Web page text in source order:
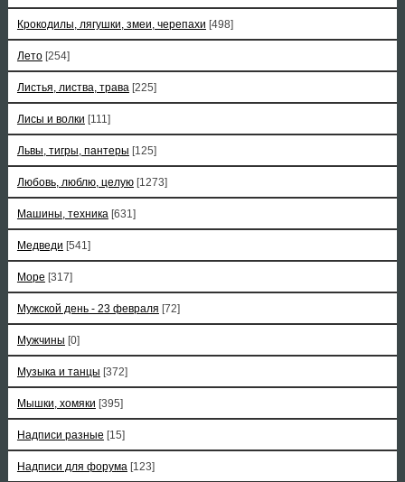
Крокодилы, лягушки, змеи, черепахи [498]
Лето [254]
Листья, листва, трава [225]
Лисы и волки [111]
Львы, тигры, пантеры [125]
Любовь, люблю, целую [1273]
Машины, техника [631]
Медведи [541]
Море [317]
Мужской день - 23 февраля [72]
Мужчины [0]
Музыка и танцы [372]
Мышки, хомяки [395]
Надписи разные [15]
Надписи для форума [123]